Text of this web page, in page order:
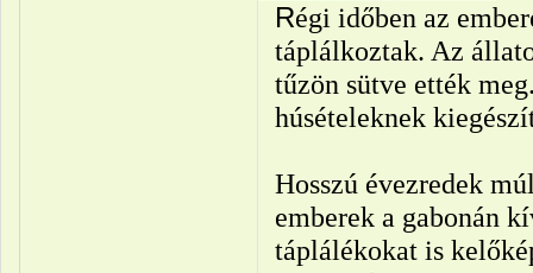
Régi időben az
táplálkoztak. Az
tűzön sütve ették
húsételeknek
Hosszú évezredek
emberek a gabonán
táplálékokat is